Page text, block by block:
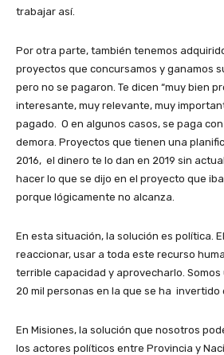
trabajar así.
Por otra parte, también tenemos
proyectos que concursamos y ganamos
pero no se pagaron. Te dicen “muy bien
interesante, muy relevante, muy
pagado. O en algunos casos, se paga
demora. Proyectos que tienen una
2016, el dinero te lo dan en 2019 sin
hacer lo que se dijo en el proyecto que
porque lógicamente no alcanza.
En esta situación, la solución es política.
reaccionar, usar a toda este recurso
terrible capacidad y aprovecharlo. Somos
20 mil personas en la que se ha invertido
En Misiones, la solución que nosotros
los actores políticos entre Provincia y